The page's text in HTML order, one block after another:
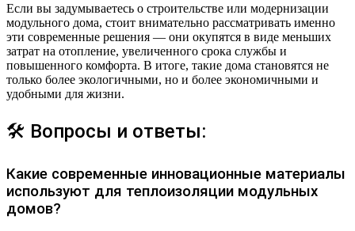
Если вы задумываетесь о строительстве или модернизации
модульного дома, стоит внимательно рассматривать именно
эти современные решения — они окупятся в виде меньших
затрат на отопление, увеличенного срока службы и
повышенного комфорта. В итоге, такие дома становятся не
только более экологичными, но и более экономичными и
удобными для жизни.
🛠 Вопросы и ответы:
Какие современные инновационные материалы
используют для теплоизоляции модульных
домов?